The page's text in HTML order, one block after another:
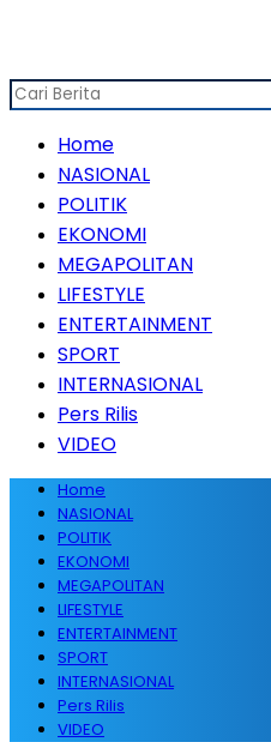
Home
NASIONAL
POLITIK
EKONOMI
MEGAPOLITAN
LIFESTYLE
ENTERTAINMENT
SPORT
INTERNASIONAL
Pers Rilis
VIDEO
Home
NASIONAL
POLITIK
EKONOMI
MEGAPOLITAN
LIFESTYLE
ENTERTAINMENT
SPORT
INTERNASIONAL
Pers Rilis
VIDEO